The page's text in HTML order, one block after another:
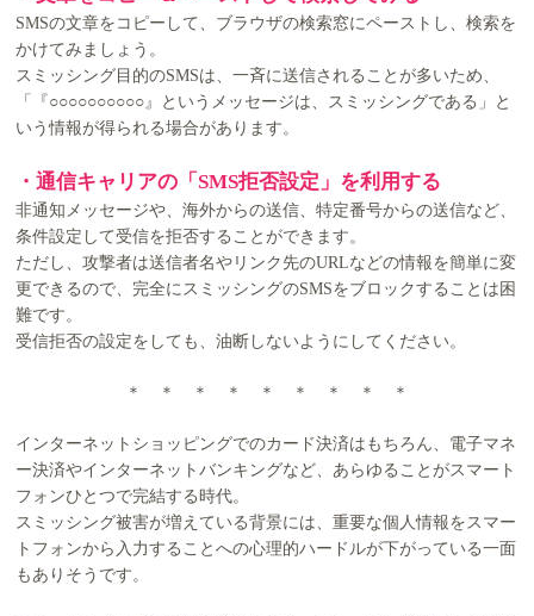
SMSの文章をコピーして、ブラウザの検索窓にペーストし、検索を
かけてみましょう。
スミッシング目的のSMSは、一斉に送信されることが多いため、
「『○○○○○○○○○○』というメッセージは、スミッシングである」と
いう情報が得られる場合があります。
・通信キャリアの「SMS拒否設定」を利用する
非通知メッセージや、海外からの送信、特定番号からの送信など、
条件設定して受信を拒否することができます。
ただし、攻撃者は送信者名やリンク先のURLなどの情報を簡単に変
更できるので、完全にスミッシングのSMSをブロックすることは困
難です。
受信拒否の設定をしても、油断しないようにしてください。
＊ ＊ ＊ ＊ ＊ ＊ ＊ ＊ ＊
インターネットショッピングでのカード決済はもちろん、電子マネ
ー決済やインターネットバンキングなど、あらゆることがスマート
フォンひとつで完結する時代。
スミッシング被害が増えている背景には、重要な個人情報をスマー
トフォンから入力することへの心理的ハードルが下がっている一面
もありそうです。